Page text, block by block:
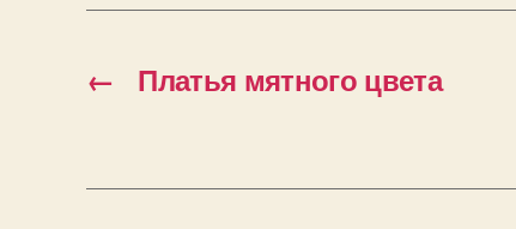
← Платья мятного цвета